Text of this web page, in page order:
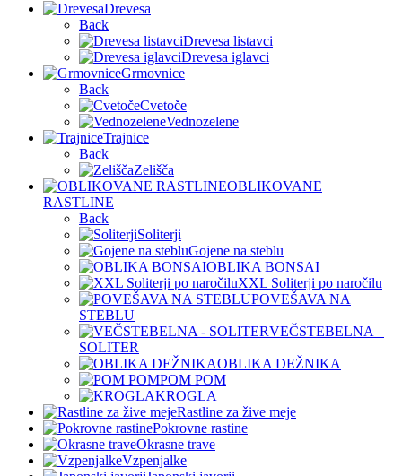
Drevesa
Back
Drevesa listavci
Drevesa iglavci
Grmovnice
Back
Cvetoče
Vednozelene
Trajnice
Back
Zelišča
OBLIKOVANE
RASTLINE
Back
Soliterji
Gojene na steblu
OBLIKA BONSAI
XXL Soliterji po naročilu
POVEŠAVA NA
STEBLU
VEČSTEBELNA –
SOLITER
OBLIKA DEŽNIKA
POM POM
KROGLA
Rastline za žive meje
Pokrovne rastine
Okrasne trave
Vzpenjalke